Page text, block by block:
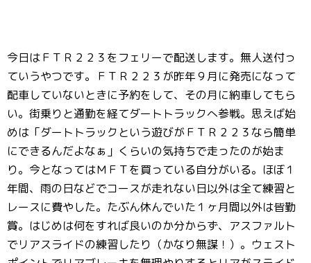
今日はＦＴＲ２２３をフェリーで配送します。無人送付っ
ていうやつです。ＦＴＲ２２３が昨年９月に発売になって
配車していないときに予約をして、その月に納車してもら
い。街乗りと通勤を経てダートトラックへ参戦。思えば始
めは「ダートトラックという遊びがＦＴＲ２２３なら簡単
にできるんだよなぁ」くらいの気持ちで走ったのが始ま
り。今となってはＭＦＴを買っている自分がいる。ほぼ１
年間、雨の日などでコースが走れない日以外は全て練習と
レースに費やした。たぶん休んでいた１ヶ月間以外は皆勤
賞。はじめは何をすれば良いのか分からず、アスファルト
でリアスライドの練習したり（かなり無謀！）。ウェスト